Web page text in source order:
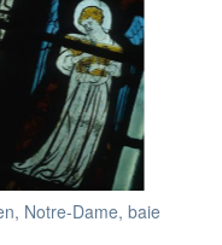
Notre-Dame, baie